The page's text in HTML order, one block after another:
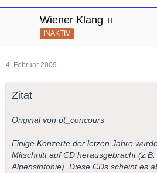
Wiener Klang
INAKTIV
4. Februar 2009
Zitat
Original von pt_concours
Einige Konzerte der letzen Jahre
Mitschnitt auf CD herausgebracht (z.B.
Alpensinfonie). Diese CDs scheint es